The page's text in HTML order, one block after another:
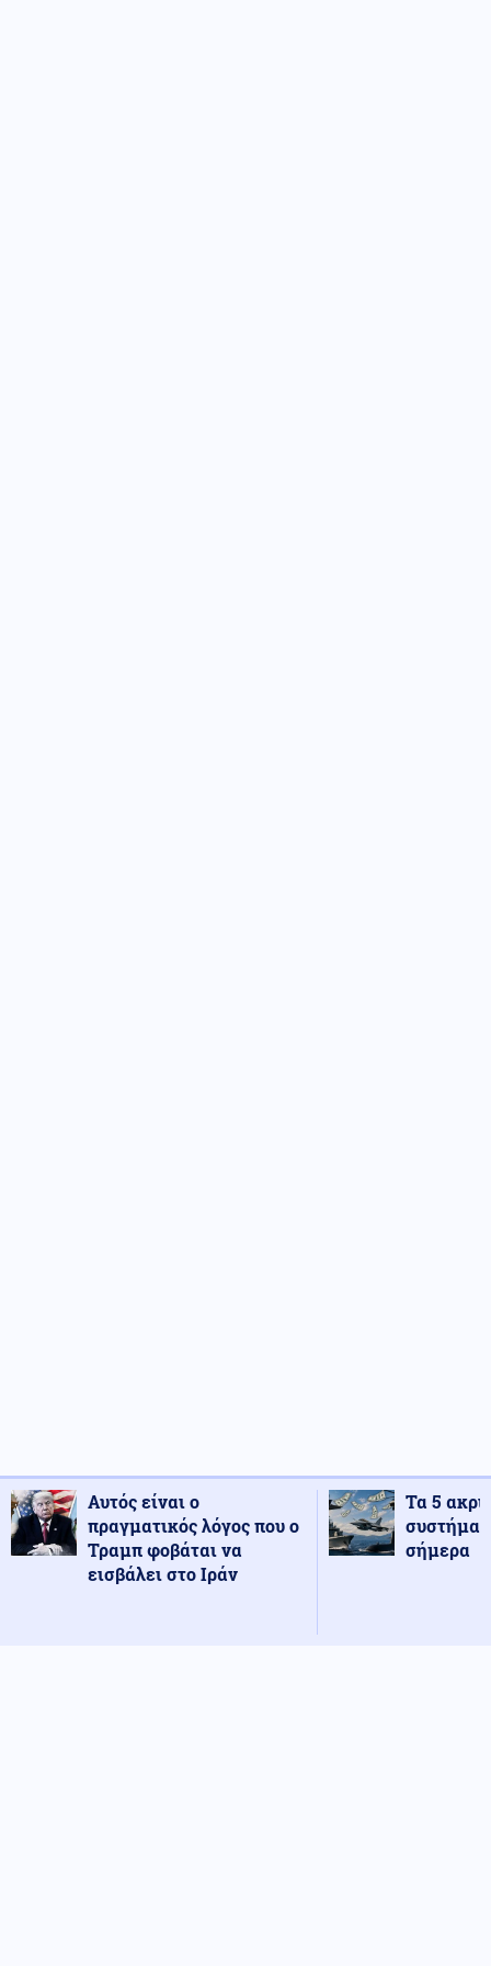
Αυτός είναι ο
πραγματικός λόγος που ο
Τραμπ φοβάται να
εισβάλει στο Ιράν
Τα 5
σήμερα